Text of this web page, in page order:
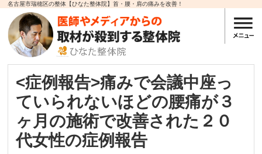
名古屋市瑞穂区の整体【ひなた整体院】首・腰・肩の痛みを改善！
<症例報告>痛みで会議中座っ
ていられないほどの腰痛が３
ヶ月の施術で改善された２０
代女性の症例報告